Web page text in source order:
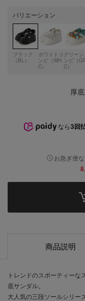
バリエーション
ブラック
（BL）
ホワイトコ
ンビ（WH
C）
グリーン
ンビ（
C）
厚
なら 3回
お急ぎ便
商品説明
トレンドのスポーティー
底サンダル。
大人気の三段ソールシリー